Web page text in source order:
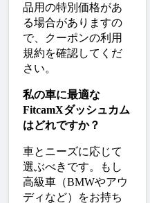
品用の特別価格があ
る場合がありますの
で、クーポンの利用
規約を確認してくだ
さい。
私の車に最適な
FitcamXダッシュカム
はどれですか？
車とニーズに応じて
選ぶべきです。もし
高級車（BMWやアウ
ディなど）をお持ち